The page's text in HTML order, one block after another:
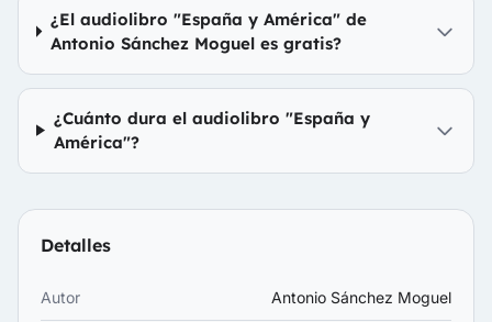
¿El audiolibro "España y América" de
Antonio Sánchez Moguel es gratis?
¿Cuánto dura el audiolibro "España y
América"?
Detalles
Autor Antonio Sánchez Moguel